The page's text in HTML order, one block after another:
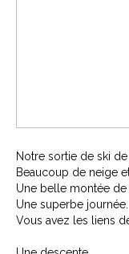
Notre sortie de ski
Beaucoup de neige
Une belle montée
Une superbe journée.
Vous avez les liens